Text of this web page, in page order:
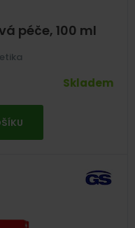
péče, 100 ml
Skladem